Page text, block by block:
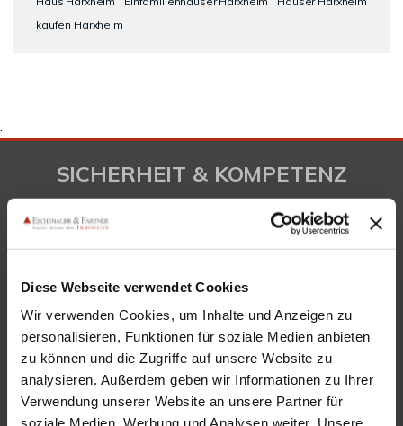
Diese Webseite verwendet Cookies
Wir verwenden Cookies, um Inhalte und Anzeigen zu
personalisieren, Funktionen für soziale Medien anbieten
zu können und die Zugriffe auf unsere Website zu
analysieren. Außerdem geben wir Informationen zu Ihrer
Verwendung unserer Website an unsere Partner für
soziale Medien, Werbung und Analysen weiter. Unsere
kaufen Harxheim
.
SICHERHEIT & KOMPETENZ
KONTAKT